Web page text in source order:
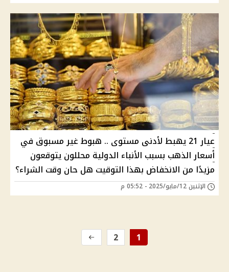
عيار 21 يهبط لأدنى مستوى .. هبوط غير مسبوق في
أسعار الذهب بسبب الأنباء الدولية محللون يتوقعون
مزيدًا من الانخفاض بهذا التوقيت هل حان وقت الشراء؟
الإثنين 12/مايو/2025 - 05:52 م
1
2